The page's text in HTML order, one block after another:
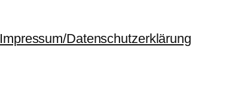
Impressum/Datenschutzerklärung